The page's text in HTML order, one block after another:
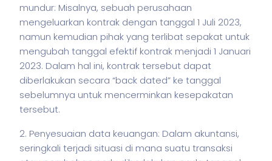
mundur: Misalnya, sebuah perusahaan
mengeluarkan kontrak dengan tanggal 1 Juli 2023,
namun kemudian pihak yang terlibat sepakat untuk
mengubah tanggal efektif kontrak menjadi 1 Januari
2023. Dalam hal ini, kontrak tersebut dapat
diberlakukan secara “back dated” ke tanggal
sebelumnya untuk mencerminkan kesepakatan
tersebut.
2. Penyesuaian data keuangan: Dalam akuntansi,
seringkali terjadi situasi di mana suatu transaksi